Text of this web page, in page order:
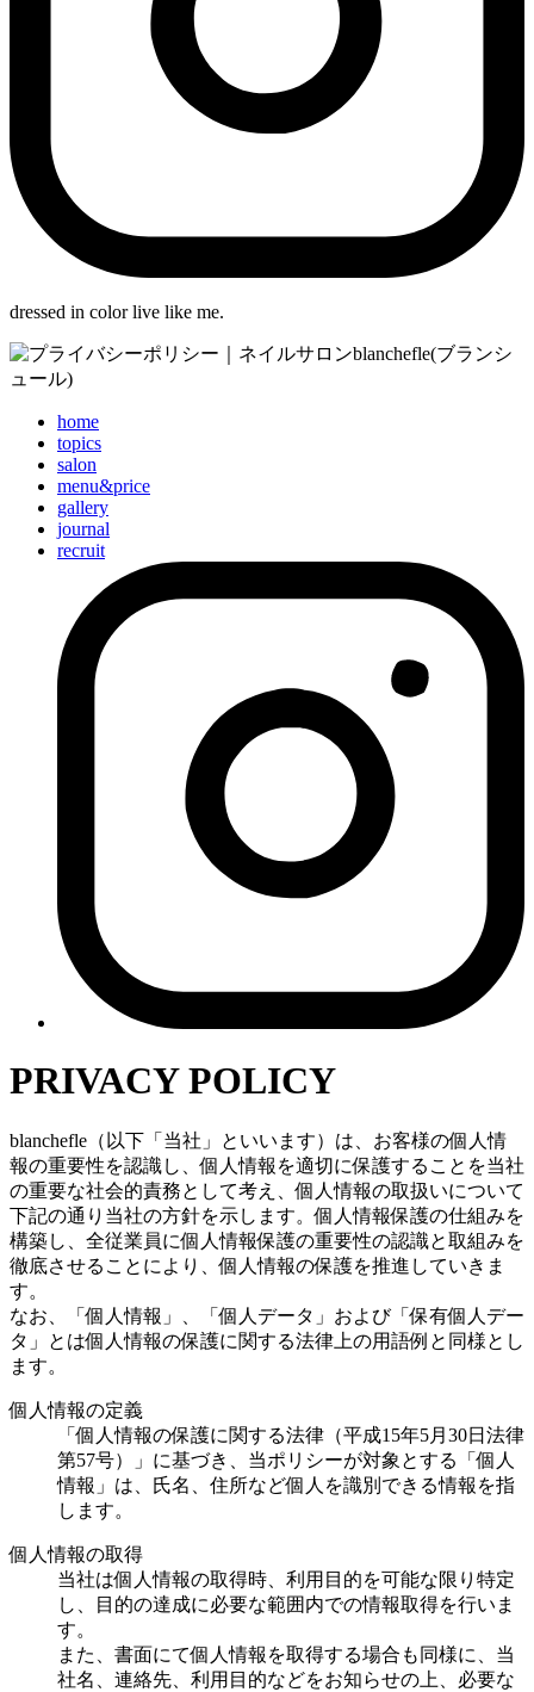
dressed in color live like me.
home
topics
salon
menu&price
gallery
journal
recruit
PRIVACY POLICY
blanchefle（以下「当社」といいます）は、お客様の個人情
報の重要性を認識し、個人情報を適切に保護することを当社
の重要な社会的責務として考え、個人情報の取扱いについて
下記の通り当社の方針を示します。個人情報保護の仕組みを
構築し、全従業員に個人情報保護の重要性の認識と取組みを
徹底させることにより、個人情報の保護を推進していきま
す。
なお、「個人情報」、「個人データ」および「保有個人デー
タ」とは個人情報の保護に関する法律上の用語例と同様とし
ます。
個人情報の定義
「個人情報の保護に関する法律（平成15年5月30日法律
第57号）」に基づき、当ポリシーが対象とする「個人
情報」は、氏名、住所など個人を識別できる情報を指
します。
個人情報の取得
当社は個人情報の取得時、利用目的を可能な限り特定
し、目的の達成に必要な範囲内での情報取得を行いま
す。
また、書面にて個人情報を取得する場合も同様に、当
社名、連絡先、利用目的などをお知らせの上、必要な